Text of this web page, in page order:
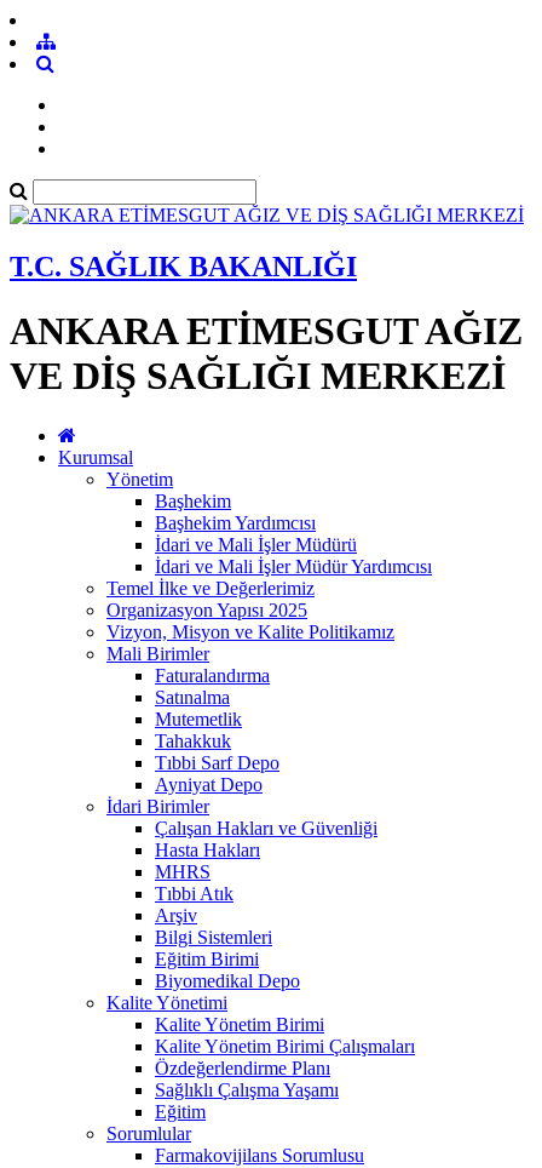
T.C. SAĞLIK BAKANLIĞI
ANKARA ETİMESGUT AĞIZ
VE DİŞ SAĞLIĞI MERKEZİ
Kurumsal
Yönetim
Başhekim
Başhekim Yardımcısı
İdari ve Mali İşler Müdürü
İdari ve Mali İşler Müdür Yardımcısı
Temel İlke ve Değerlerimiz
Organizasyon Yapısı 2025
Vizyon, Misyon ve Kalite Politikamız
Mali Birimler
Faturalandırma
Satınalma
Mutemetlik
Tahakkuk
Tıbbi Sarf Depo
Ayniyat Depo
İdari Birimler
Çalışan Hakları ve Güvenliği
Hasta Hakları
MHRS
Tıbbi Atık
Arşiv
Bilgi Sistemleri
Eğitim Birimi
Biyomedikal Depo
Kalite Yönetimi
Kalite Yönetim Birimi
Kalite Yönetim Birimi Çalışmaları
Özdeğerlendirme Planı
Sağlıklı Çalışma Yaşamı
Eğitim
Sorumlular
Farmakovijilans Sorumlusu